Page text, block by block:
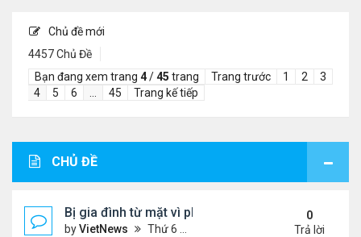
Chủ đề mới
4457 Chủ Đề
Bạn đang xem trang 4/45 trang Trang trước 1 2
3
4
5 6 45 Trang kế tiếp
CHỦ ĐỀ
Bị gia đình từ mặt vì phẫu thuật giống búp bê
byVietNews Thứ 6 Tháng 5 13, 2022 4:24 pm
0
Trả lời